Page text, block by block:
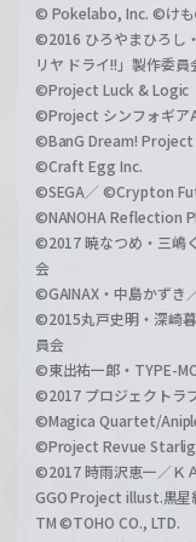
© Pokelabo, Inc. ©けも
©2016 ひろやまひろし
リヤ ドライ!!」製作委員
©Project Luck & Logic
©Project シンフォギア
©BanG Dream! Project
©Craft Egg Inc.
©SEGA／ ©Crypton
©NANOHA Reflection
©2017 暁なつめ・三嶋
会
©GAINAX・中島かずき
©2015丸戸史明・深崎
員会
©東出祐一郎・TYPE-
©2017 プロジェクトラ
©Magica Quartet/
©Project Revue
©2017 時雨沢恵一／Ｋ
GGO Project illust.黒星
TM ©TOHO CO., LTD.